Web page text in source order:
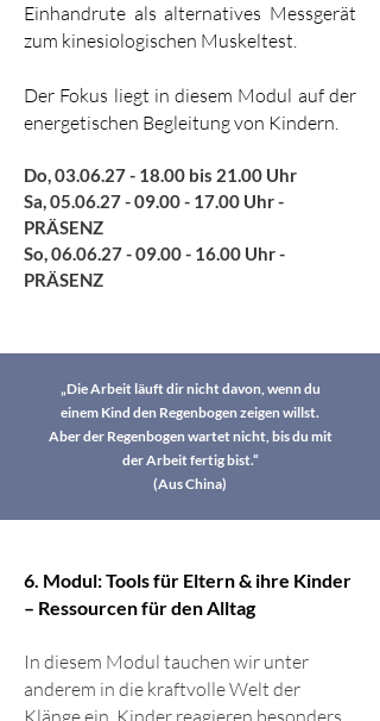
Einhandrute als alternatives Messgerät
zum kinesiologischen Muskeltest.
Der Fokus liegt in diesem Modul auf der
energetischen Begleitung von Kindern.
Do,03.06.27 - 18.00 bis 21.00 Uhr
Sa,05.06.27 - 09.00 - 17.00 Uhr -
PRÄSENZ
So,06.06.27 - 09.00 - 16.00 Uhr -
PRÄSENZ
„Die Arbeit läuft dir nicht davon, wenn du
einem Kind den Regenbogen zeigen willst.
Aber der Regenbogen wartet nicht, bis du mit
der Arbeit fertig bist.“
(Aus China)
6. Modul: Tools für Eltern & ihre Kinder
– Ressourcen für den Alltag
In diesem Modul tauchen wir unter
anderem in die kraftvolle Welt der